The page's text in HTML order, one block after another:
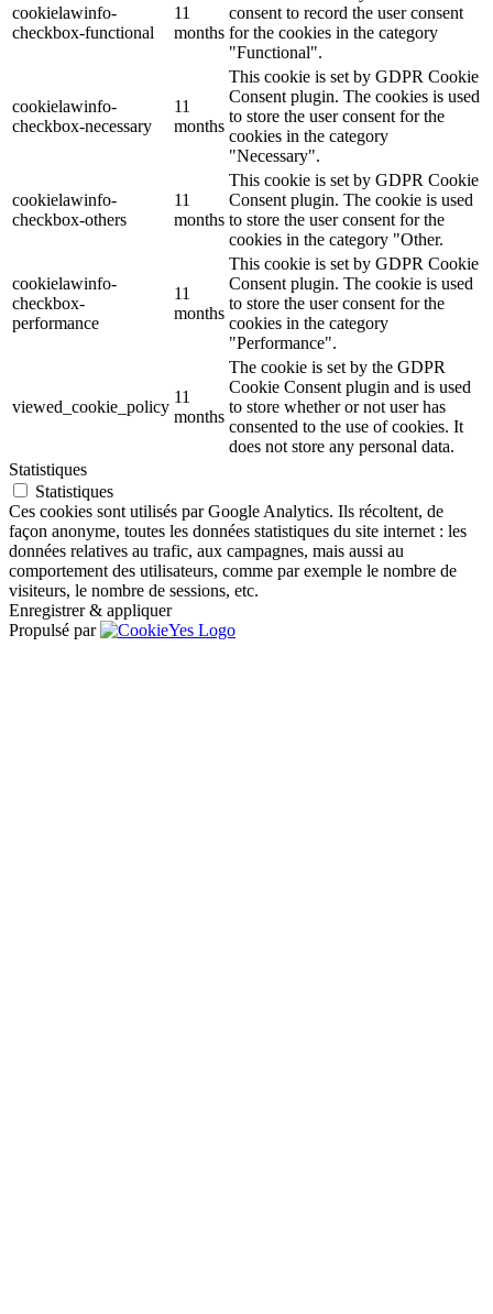
cookielawinfo-
checkbox-functional
11
months
consent to record the user consent
for the cookies in the category
"Functional".
cookielawinfo-
checkbox-necessary
11
months
This cookie is set by GDPR Cookie
Consent plugin. The cookies is used
to store the user consent for the
cookies in the category
"Necessary".
cookielawinfo-
checkbox-others
11
months
This cookie is set by GDPR Cookie
Consent plugin. The cookie is used
to store the user consent for the
cookies in the category "Other.
cookielawinfo-
checkbox-
performance
11
months
This cookie is set by GDPR Cookie
Consent plugin. The cookie is used
to store the user consent for the
cookies in the category
"Performance".
viewed_cookie_policy
11
months
The cookie is set by the GDPR
Cookie Consent plugin and is used
to store whether or not user has
consented to the use of cookies. It
does not store any personal data.
Statistiques
Statistiques
Ces cookies sont utilisés par Google Analytics. Ils récoltent, de
façon anonyme, toutes les données statistiques du site internet : les
données relatives au trafic, aux campagnes, mais aussi au
comportement des utilisateurs, comme par exemple le nombre de
visiteurs, le nombre de sessions, etc.
Enregistrer & appliquer
Propulsé par